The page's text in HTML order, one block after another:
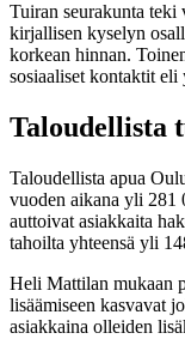
Tuiran seurakunta
kirjallisen kyselyn
korkean hinnan.
sosiaaliset kontaktit eli
Taloudellista
Taloudellista apua
vuoden aikana yli 281
auttoivat asiakkaita
tahoilta yhteensä yli
Heli Mattilan mukaan
lisäämiseen kasvavat
asiakkaina olleiden